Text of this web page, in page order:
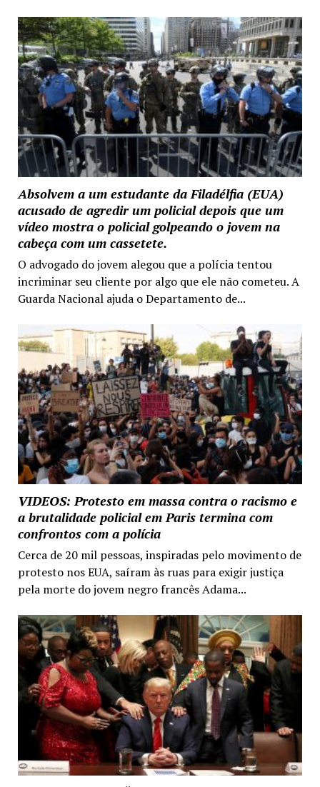
Absolvem a um estudante da Filadélfia (EUA)
acusado de agredir um policial depois que um
vídeo mostra o policial golpeando o jovem na
cabeça com um cassetete.
O advogado do jovem alegou que a polícia tentou
incriminar seu cliente por algo que ele não cometeu. A
Guarda Nacional ajuda o Departamento de...
VIDEOS: Protesto em massa contra o racismo e
a brutalidade policial em Paris termina com
confrontos com a polícia
Cerca de 20 mil pessoas, inspiradas pelo movimento de
protesto nos EUA, saíram às ruas para exigir justiça
pela morte do jovem negro francês Adama...